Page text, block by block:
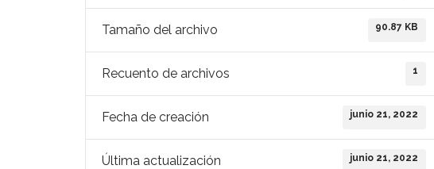
Tamaño del archivo 90.87 KB
Recuento de archivos 1
Fecha de creación junio 21, 2022
Última actualización junio 21, 2022